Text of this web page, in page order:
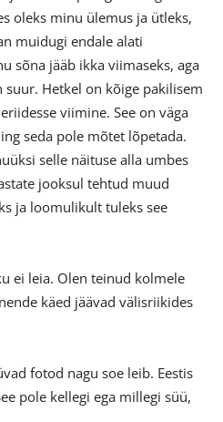
oleks minu ülemus ja ütleks,
muidugi endale alati
sõna jääb ikka viimaseks, aga
Hetkel on kõige pakilisem
viimine. See on väga
seda pole mõtet lõpetada.
selle näituse alla umbes
jooksul tehtud muud
ja loomulikult tuleks see
ei leia. Olen teinud kolmele
käed jäävad välisriikides
fotod nagu soe leib. Eestis
pole kellegi ega millegi süü,